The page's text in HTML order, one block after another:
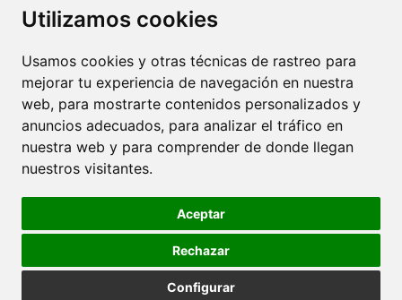
Utilizamos cookies
Usamos cookies y otras técnicas de rastreo para
mejorar tu experiencia de navegación en nuestra
web, para mostrarte contenidos personalizados y
anuncios adecuados, para analizar el tráfico en
nuestra web y para comprender de donde llegan
nuestros visitantes.
Aceptar
Rechazar
Configurar
www.connecorrevistas.com
PUBLICIDAD
Política de Cookies Política de Privacidad
Publicidad
Diseño web Barcelona